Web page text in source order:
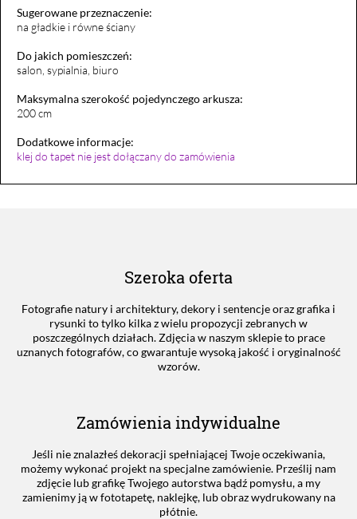
Sugerowane przeznaczenie:
na gładkie i równe ściany
Do jakich pomieszczeń:
salon, sypialnia, biuro
Maksymalna szerokość pojedynczego arkusza:
200 cm
Dodatkowe informacje:
klej do tapet nie jest dołączany do zamówienia
Szeroka oferta
Fotografie natury i architektury, dekory i sentencje oraz grafika i
rysunki to tylko kilka z wielu propozycji zebranych w
poszczególnych działach. Zdjęcia w naszym sklepie to prace
uznanych fotografów, co gwarantuje wysoką jakość i oryginalność
wzorów.
Zamówienia indywidualne
Jeśli nie znalazłeś dekoracji spełniającej Twoje oczekiwania,
możemy wykonać projekt na specjalne zamówienie. Prześlij nam
zdjęcie lub grafikę Twojego autorstwa bądź pomysłu, a my
zamienimy ją w fototapetę, naklejkę, lub obraz wydrukowany na
płótnie.